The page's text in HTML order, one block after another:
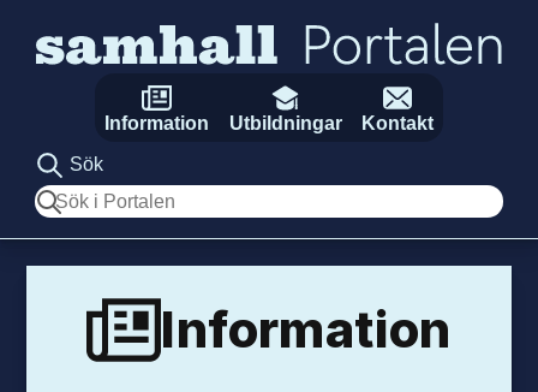
Information Utbildningar
Kontakt
Sök
Sök
Information